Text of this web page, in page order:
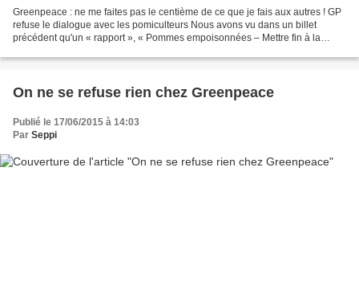
Greenpeace : ne me faites pas le centième de ce que je fais aux autres ! GP
refuse le dialogue avec les pomiculteurs Nous avons vu dans un billet
précédent qu'un « rapport », « Pommes empoisonnées – Mettre fin à la
On ne se refuse rien chez Greenpeace
Publié le 17/06/2015 à 14:03
Par Seppi